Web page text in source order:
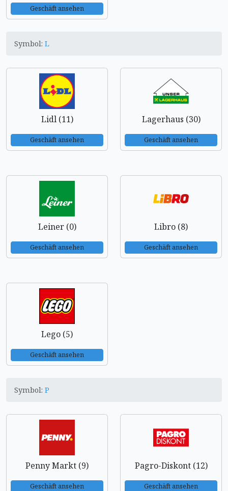
Geschäft ansehen
Symbol: L
Lidl (11)
Geschäft ansehen
Lagerhaus (30)
Geschäft ansehen
Leiner (0)
Geschäft ansehen
Libro (8)
Geschäft ansehen
Lego (5)
Geschäft ansehen
Symbol: P
Penny Markt (9)
Geschäft ansehen
Pagro-Diskont (12)
Geschäft ansehen